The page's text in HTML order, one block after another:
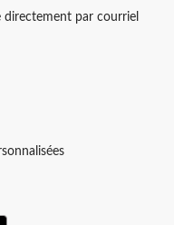
directement par courriel